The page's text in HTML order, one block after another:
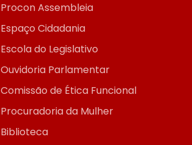
Procon Assembleia
Espaço Cidadania
Escola do Legislativo
Ouvidoria Parlamentar
Comissão de Ética Funcional
Procuradoria da Mulher
Biblioteca